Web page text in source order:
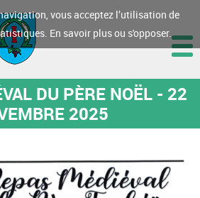
vous acceptez l’utilisation de
En savoir plus ou s'opposer.
DU PÈRE NOËL - 22
2025